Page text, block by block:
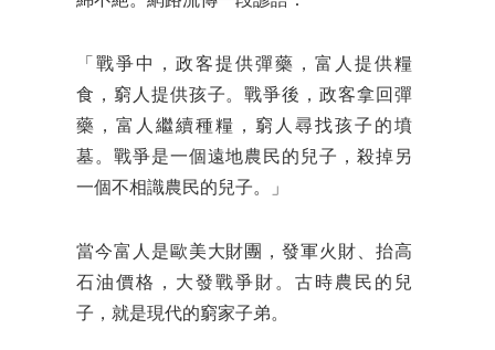
「戰爭中，政客提供彈藥，富人提供糧
食，窮人提供孩子。戰爭後，政客拿回彈
藥，富人繼續種糧，窮人尋找孩子的墳
墓。戰爭是一個遠地農民的兒子，殺掉另
一個不相識農民的兒子。」
當今富人是歐美大財團，發軍火財、抬高
石油價格，大發戰爭財。古時農民的兒
子，就是現代的窮家子弟。